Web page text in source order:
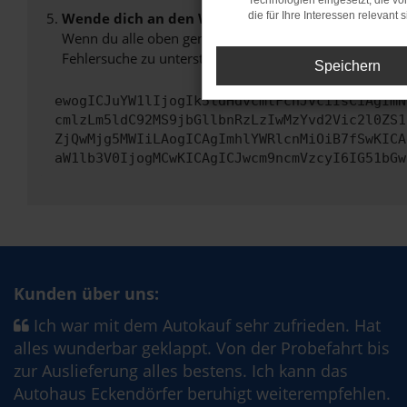
Wende dich an den Webseitenbetreiber.
Wenn du alle oben genannten Schritte versucht hast,
Fehlersuche zu unterstützen:
Kunden über uns:
Ich war mit dem Autokauf sehr zufrieden. Hat
alles wunderbar geklappt. Von der Probefahrt bis
zur Auslieferung alles bestens. Ich kann das
Autohaus Eckendörfer beruhigt weiterempfehlen.
die für Ihre Interessen relevant
Speichern